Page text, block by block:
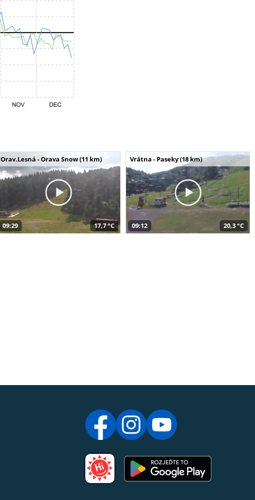
Orav.Lesná - Orava Snow (11 km)
09:29 17,7 °C
Vrátna - Paseky (18 km)
09:12 20,3 °C